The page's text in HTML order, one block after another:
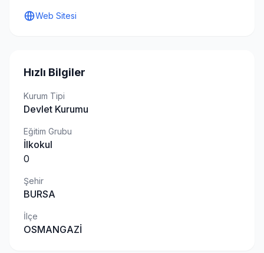
Web Sitesi
Hızlı Bilgiler
Kurum Tipi
Devlet Kurumu
Eğitim Grubu
İlkokul
0
Şehir
BURSA
İlçe
OSMANGAZİ